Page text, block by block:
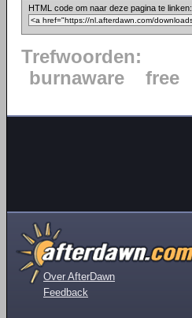
HTML code om naar deze pagina te linken:
Trefwoorden:
burnaware
free
Over AfterDawn
Feedback